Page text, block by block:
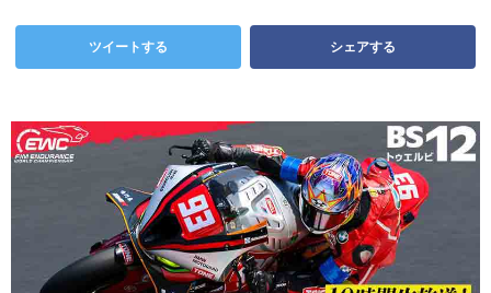
ツイートする シェアする